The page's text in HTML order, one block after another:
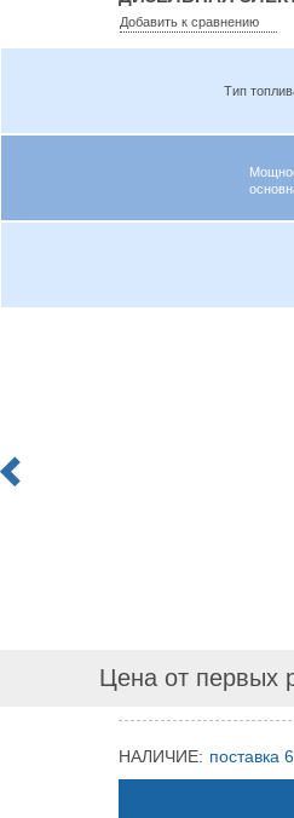
Добавить к сравнению
Тип
Цена от первых
НАЛИЧИЕ: поставка